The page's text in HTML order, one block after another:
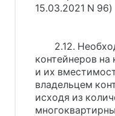
15.03.2021 N 96)
2.12.
контейнеров
и их
владельцем
исходя из